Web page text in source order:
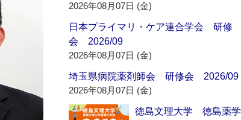
2026年08月07日 (金)
日本プライマリ・ケア連合学会 研修
会 2026/09
2026年08月07日 (金)
埼玉県病院薬剤師会 研修会 2026/09
2026年08月07日 (金)
徳島文理大学 徳島薬学